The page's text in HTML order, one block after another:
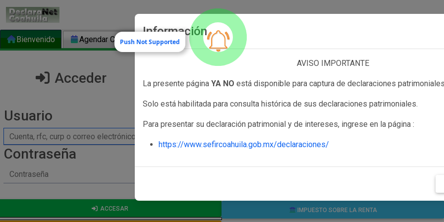
Información
AVISO IMPORTANTE
La presente página YA NO está disponible para captura de declaraciones
Solo está habilitada para consulta histórica de sus declaraciones patrimoniales.
Para presentar su declaración patrimonial y de intereses, ingrese en la página :
https://www.sefircoahuila.gob.mx/declaraciones/
Push Not Supported
Bienvenido Agendar Cita Presencial
Acceder
Usuario
Contraseña
ACCESAR
Consultar
search
PATRIMONIALES
IMPUESTO SOBRE LA RENTA